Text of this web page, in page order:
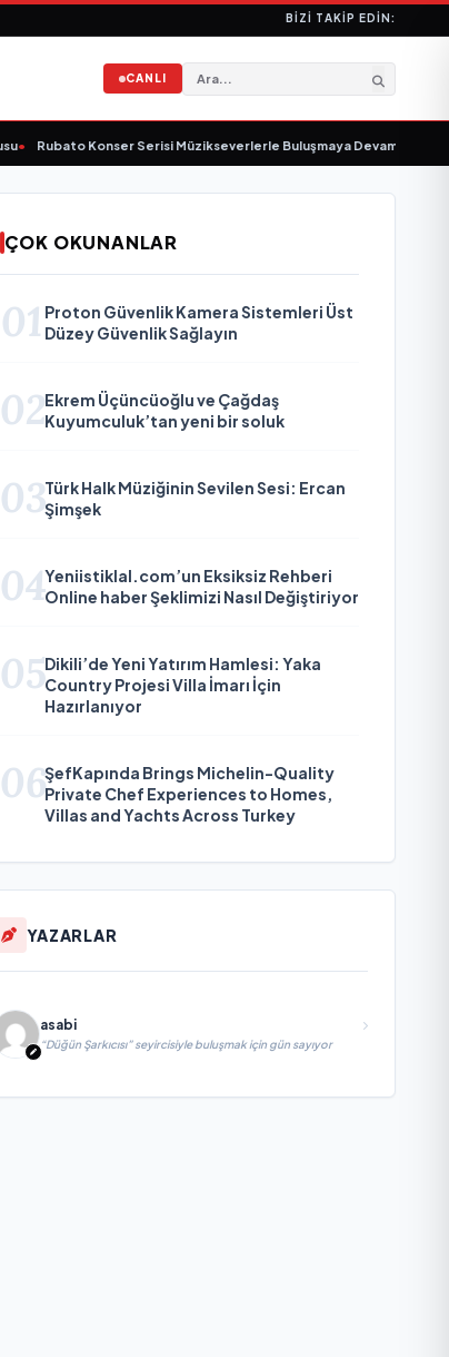
BIZI TAKIP EDIN:
CANLI
Rubato Konser Serisi Müzikseverlerle Buluşmaya Devam Ediyor
ÇOK OKUNANLAR
01 Proton Güvenlik Kamera Sistemleri Üst
Düzey Güvenlik Sağlayın
02Ekrem Üçüncüoğlu ve Çağdaş
Kuyumculuk’tan yeni bir soluk
03Türk Halk Müziğinin Sevilen Sesi: Ercan
Şimşek
04Yeniistiklal.com’un Eksiksiz Rehberi
Online haber Şeklimizi Nasıl Değiştiriyor
05Dikili’de Yeni Yatırım Hamlesi: Yaka
Country Projesi Villa İmarı İçin
Hazırlanıyor
06ŞefKapında Brings Michelin-Quality
Private Chef Experiences to Homes,
Villas and Yachts Across Turkey
YAZARLAR
asabi
“Düğün Şarkıcısı” seyircisiyle buluşmak için gün sayıyor